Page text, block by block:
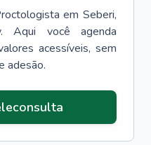
em Seberi,
Aqui você agenda
acessíveis, sem
adesão.